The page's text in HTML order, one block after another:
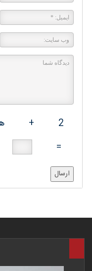
2
+
=
ارسال